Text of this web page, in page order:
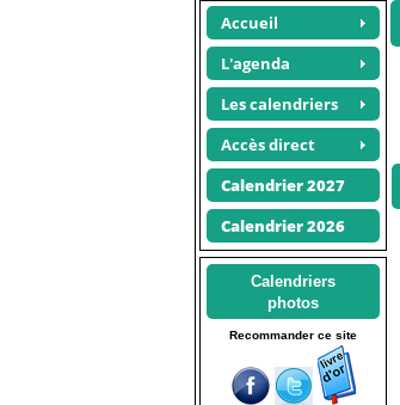
Accueil
L'agenda
Les calendriers
Accès direct
Calendrier 2027
Calendrier 2026
Calendriers
photos
Recommander ce site